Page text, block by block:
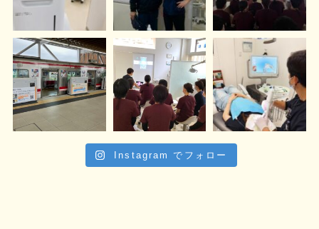
Instagram でフォロー